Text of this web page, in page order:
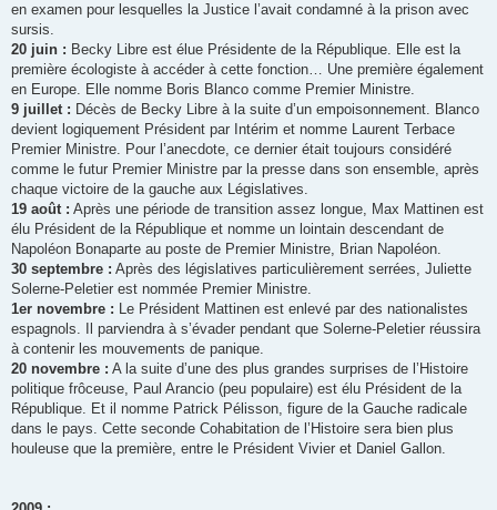
en examen pour lesquelles la Justice l’avait condamné à la prison avec
sursis.
20 juin : Becky Libre est élue Présidente de la République. Elle est la
première écologiste à accéder à cette fonction… Une première également
en Europe. Elle nomme Boris Blanco comme Premier Ministre.
9 juillet : Décès de Becky Libre à la suite d’un empoisonnement. Blanco
devient logiquement Président par Intérim et nomme Laurent Terbace
Premier Ministre. Pour l’anecdote, ce dernier était toujours considéré
comme le futur Premier Ministre par la presse dans son ensemble, après
chaque victoire de la gauche aux Législatives.
19 août : Après une période de transition assez longue, Max Mattinen est
élu Président de la République et nomme un lointain descendant de
Napoléon Bonaparte au poste de Premier Ministre, Brian Napoléon.
30 septembre : Après des législatives particulièrement serrées, Juliette
Solerne-Peletier est nommée Premier Ministre.
1er novembre : Le Président Mattinen est enlevé par des nationalistes
espagnols. Il parviendra à s’évader pendant que Solerne-Peletier réussira
à contenir les mouvements de panique.
20 novembre : A la suite d’une des plus grandes surprises de l’Histoire
politique frôceuse, Paul Arancio (peu populaire) est élu Président de la
République. Et il nomme Patrick Pélisson, figure de la Gauche radicale
dans le pays. Cette seconde Cohabitation de l’Histoire sera bien plus
houleuse que la première, entre le Président Vivier et Daniel Gallon.